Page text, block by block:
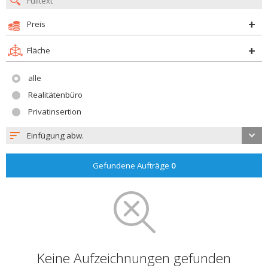
Preis
Fläche
alle
Realitätenbüro
Privatinsertion
Einfügung abw.
Gefundene Aufträge 0
Keine Aufzeichnungen gefunden